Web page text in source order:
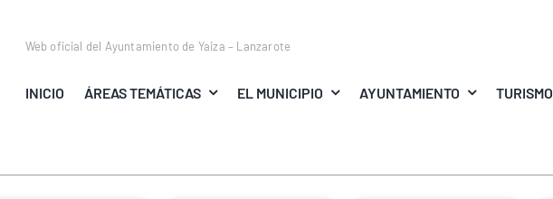
Web oficial del Ayuntamiento de Yaiza – Lanzarote
INICIO ÁREAS TEMÁTICAS EL MUNICIPIO AYUNTAMIENTO TURISMO